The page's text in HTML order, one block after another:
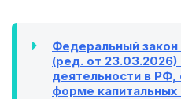
Федеральный
(ред. от
деятельности в
форме